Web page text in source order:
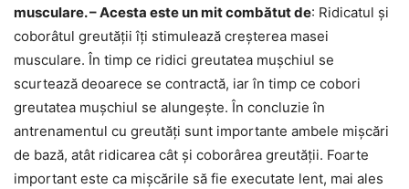
musculare. – Acesta este un mit combătut de: Ridicatul și
coborâtul greutății îți stimulează creșterea masei
musculare. În timp ce ridici greutatea mușchiul se
scurtează deoarece se contractă, iar în timp ce cobori
greutatea mușchiul se alungește. În concluzie în
antrenamentul cu greutăți sunt importante ambele mișcări
de bază, atât ridicarea cât și coborârea greutății. Foarte
important este ca mișcările să fie executate lent, mai ales